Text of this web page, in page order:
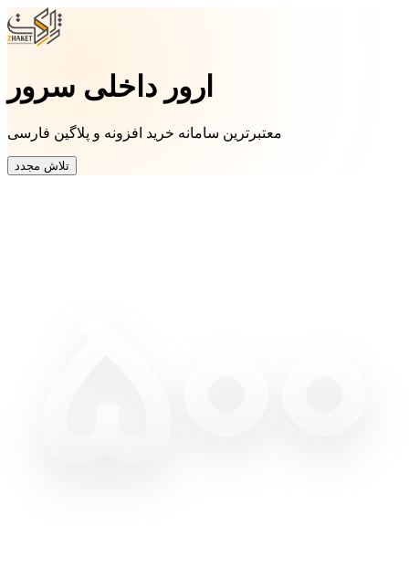
ارور داخلی سرور
معتبرترین سامانه خرید افزونه و پلاگین فارسی
تلاش مجدد